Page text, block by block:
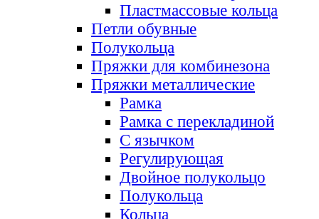
Пластмассовые кольца
Петли обувные
Полукольца
Пряжки для комбинезона
Пряжки металлические
Рамка
Рамка с перекладиной
С язычком
Регулирующая
Двойное полукольцо
Полукольца
Кольца